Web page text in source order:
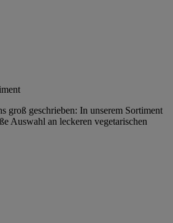
groß geschrieben: In unserem Sortiment
Auswahl an leckeren vegetarischen